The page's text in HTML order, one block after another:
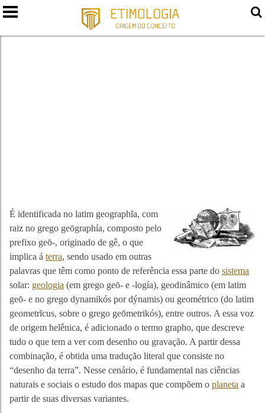
GEOGRAFIA
É identificada no latim geographĭa, com
raiz no grego geōgraphía, composto pelo
prefixo geō-, originado de gê, o que
implica á terra, sendo usado em outras
palavras que têm como ponto de referência essa parte do sistema
solar: geologia (em grego geō- e -logía), geodinâmico (em latim
geō- e no grego dynamikós por dýnamis) ou geométrico (do latim
geometrĭcus, sobre o grego geōmetrikós), entre outros. A essa voz
de origem helênica, é adicionado o termo grapho, que descreve
tudo o que tem a ver com desenho ou gravação. A partir dessa
combinação, é obtida uma tradução literal que consiste no
“desenho da terra”. Nesse cenário, é fundamental nas ciências
naturais e sociais o estudo dos mapas que compõem o planeta a
partir de suas diversas variantes.